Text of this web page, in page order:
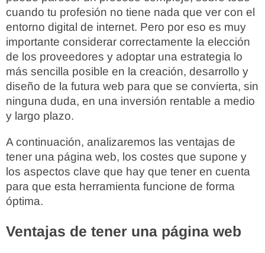
cuando tu profesión no tiene nada que ver con el
entorno digital de internet. Pero por eso es muy
importante considerar correctamente la elección
de los proveedores y adoptar una estrategia lo
más sencilla posible en la creación, desarrollo y
diseño de la futura web para que se convierta, sin
ninguna duda, en una inversión rentable a medio
y largo plazo.
A continuación, analizaremos las ventajas de
tener una página web, los costes que supone y
los aspectos clave que hay que tener en cuenta
para que esta herramienta funcione de forma
óptima.
Ventajas de tener una página web